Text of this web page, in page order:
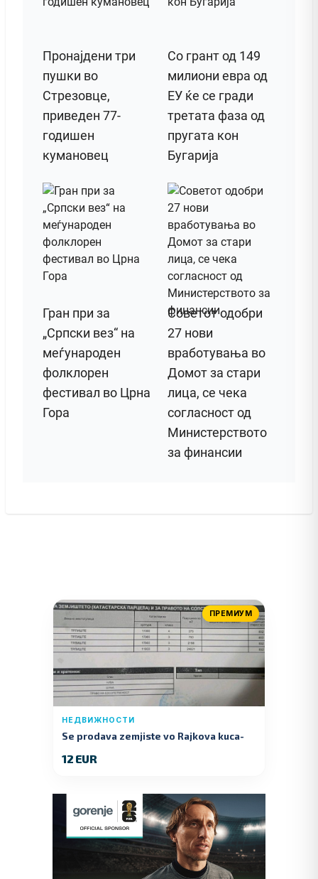
Пронајдени три
пушки во
Стрезовце,
приведен 77-
годишен
кумановец
Со грант од 149
милиони евра од
ЕУ ќе се гради
третата фаза од
пругата кон
Бугарија
Гран при за
„Српски вез“ на
меѓународен
фолклорен
фестивал во Црна
Гора
Советот одобри
27 нови
вработувања во
Домот за стари
лица, се чека
согласност од
Министерството
за финансии
ПРЕМИУМ
НЕДВИЖНОСТИ
Se prodava zemjiste vo Rajkova kuca-
12 EUR